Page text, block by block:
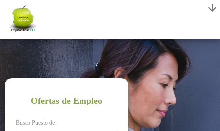
Ofertas de Empleo
Busco Puesto de: